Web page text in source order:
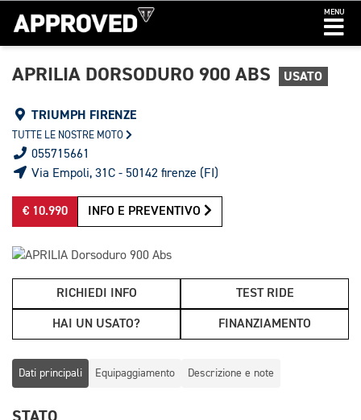
MENU
APRILIA DORSODURO 900 ABS USATO
TRIUMPH FIRENZE
TUTTE LE NOSTRE MOTO
055715661
Via Empoli, 31C - 50142 firenze (FI)
€ 10.990 INFO E PREVENTIVO
RICHIEDI INFO TEST RIDE
HAI UN USATO? FINANZIAMENTO
Dati principali Equipaggiamento Descrizione e note